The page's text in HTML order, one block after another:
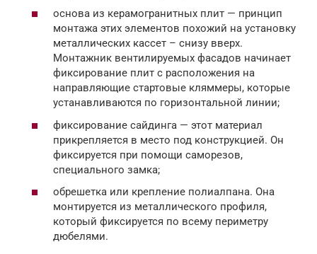
основа из керамогранитных плит — принцип
монтажа этих элементов похожий на установку
металлических кассет – снизу вверх.
Монтажник вентилируемых фасадов начинает
фиксирование плит с расположения на
направляющие стартовые кляммеры, которые
устанавливаются по горизонтальной линии;
фиксирование сайдинга — этот материал
прикрепляется в место под конструкцией. Он
фиксируется при помощи саморезов,
специального замка;
обрешетка или крепление полиалпана. Она
монтируется из металлического профиля,
который фиксируется по всему периметру
дюбелями.